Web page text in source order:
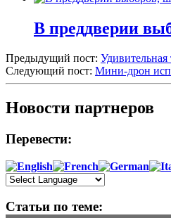
В преддверии
Предыдущий пост:
Следующий пост: Мини-дрон
Новости партнеров
Перевести:
Статьи по теме: